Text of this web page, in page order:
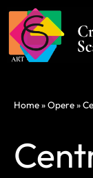
Home»Opere»